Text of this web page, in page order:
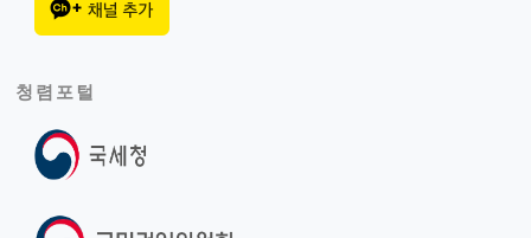
청렴포털